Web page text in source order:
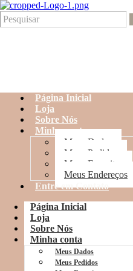
Página Inicial
Loja
Sobre Nós
Minha conta
Meus Dados
Meus Pedidos
Meus Favoritos
Meus Endereços
Entre em Contato
Página Inicial
Loja
Sobre Nós
Minha conta
Meus Dados
Meus Pedidos